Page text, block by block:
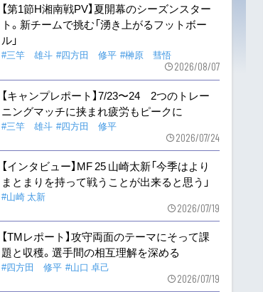
【第1節H湘南戦PV】夏開幕のシーズンスター
ト。新チームで挑む「湧き上がるフットボー
ル」
#三竿 雄斗 #四方田 修平 #榊原 彗悟
2026/08/07
【キャンプレポート】7/23〜24 2つのトレー
ニングマッチに挟まれ疲労もピークに
#三竿 雄斗 #四方田 修平
2026/07/24
【インタビュー】MF 25 山崎太新「今季はより
まとまりを持って戦うことが出来ると思う」
#山崎 太新
2026/07/19
【TMレポート】攻守両面のテーマにそって課
題と収穫。選手間の相互理解を深める
#四方田 修平 #山口 卓己
2026/07/19